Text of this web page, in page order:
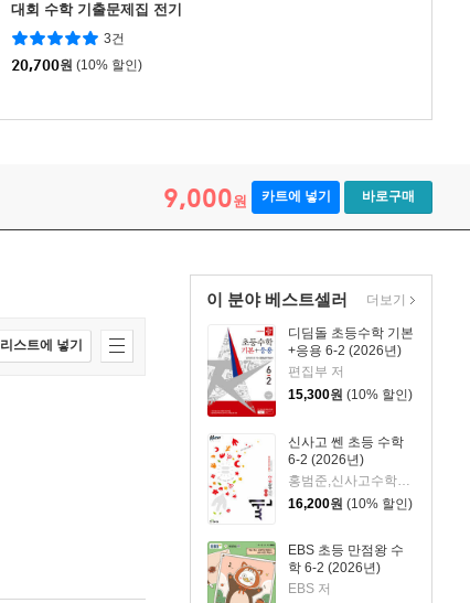
대회 수학 기출문제집 전기
초등 1 (2026년)
3건
20,700원 (10% 할인)
9,000원 카트에 넣기 바로구매
이 분야 베스트셀러
디딤돌 초등수학 기본
+응용 6-2 (2026년)
편집부 저
15,300원 (10% 할인)
신사고 쎈 초등 수학
6-2 (2026년)
홍범준,신사고수학콘텐츠연구회 공저
16,200원 (10% 할인)
EBS 초등 만점왕 수
학 6-2 (2026년)
EBS 저
더보기
리스트에 넣기